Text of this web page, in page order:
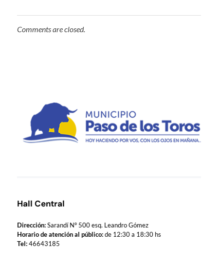
Comments are closed.
Hall Central
Dirección:Sarandí Nº 500 esq. Leandro Gómez
Horario de atención al público:de 12:30 a 18:30 hs
Tel:46643185